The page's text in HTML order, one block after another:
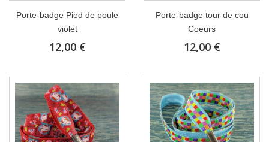
Porte-badge Pied de poule
violet
12,00 €
Porte-badge tour de cou
Coeurs
12,00 €